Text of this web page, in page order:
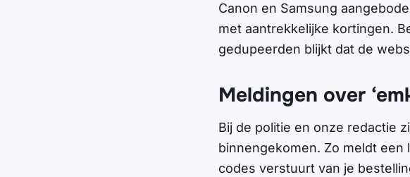
Canon en Samsung
met aantrekkelijke kortingen.
gedupeerden blijkt dat de
Meldingen over
Bij de politie en onze redactie
binnengekomen. Zo meldt
codes verstuurt van je